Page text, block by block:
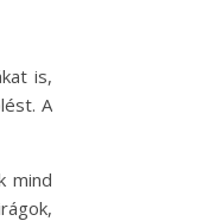
is,
A
mind